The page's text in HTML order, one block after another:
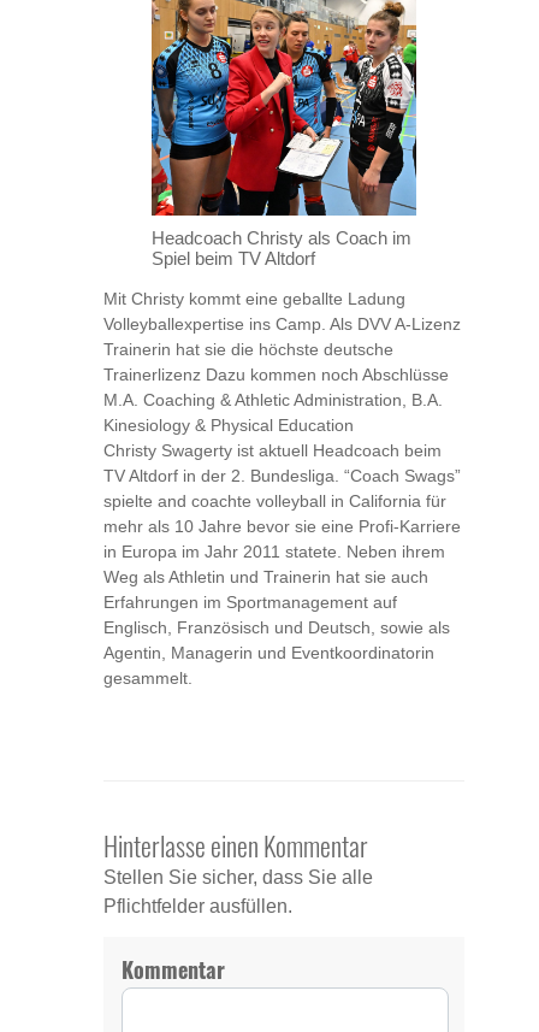
Headcoach Christy als Coach im
Spiel beim TV Altdorf
Mit Christy kommt eine geballte Ladung
Volleyballexpertise ins Camp. Als DVV A-Lizenz
Trainerin hat sie die höchste deutsche
Trainerlizenz Dazu kommen noch Abschlüsse
M.A. Coaching & Athletic Administration, B.A.
Kinesiology & Physical Education
Christy Swagerty ist aktuell Headcoach beim
TV Altdorf in der 2. Bundesliga. “Coach Swags”
spielte and coachte volleyball in California für
mehr als 10 Jahre bevor sie eine Profi-Karriere
in Europa im Jahr 2011 statete. Neben ihrem
Weg als Athletin und Trainerin hat sie auch
Erfahrungen im Sportmanagement auf
Englisch, Französisch und Deutsch, sowie als
Agentin, Managerin und Eventkoordinatorin
gesammelt.
Hinterlasse einen Kommentar
Stellen Sie sicher, dass Sie alle
Pflichtfelder ausfüllen.
Kommentar